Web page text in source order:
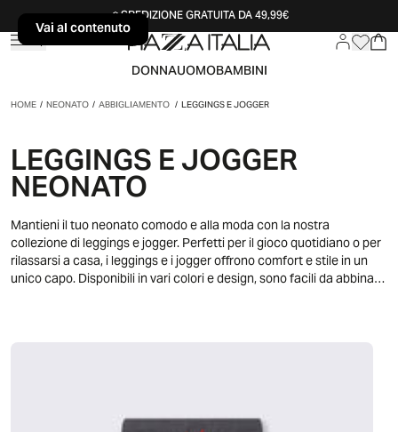
Vai al contenutoSPEDIZIONE GRATUITA DA 49,99€
DONNAUOMOBAMBINI
HOME/NEONATO/ABBIGLIAMENTO /LEGGINGS E JOGGER
LEGGINGS E JOGGER
NEONATO
Mantieni il tuo neonato comodo e alla moda con la nostra
collezione di leggings e jogger. Perfetti per il gioco quotidiano o per
rilassarsi a casa, i leggings e i jogger offrono comfort e stile in un
unico capo. Disponibili in vari colori e design, sono facili da abbinare
Vai al contenuto